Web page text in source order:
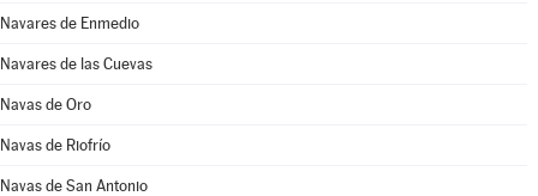
Navares de Enmedio
Navares de las Cuevas
Navas de Oro
Navas de Riofrío
Navas de San Antonio